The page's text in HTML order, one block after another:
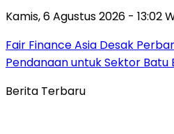
Kamis, 6 Agustus 2026 - 13:02
Fair Finance Asia Desak
Pendanaan untuk Sektor Batu
Berita Terbaru